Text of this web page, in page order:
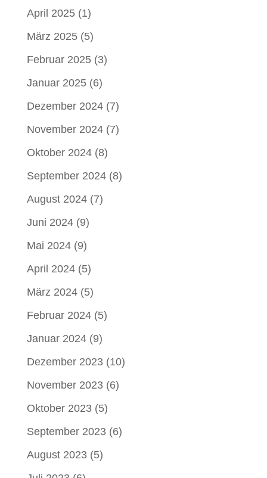
April 2025(1)
März 2025(5)
Februar 2025(3)
Januar 2025(6)
Dezember 2024(7)
November 2024(7)
Oktober 2024(8)
September 2024(8)
August 2024(7)
Juni 2024(9)
Mai 2024(9)
April 2024(5)
März 2024(5)
Februar 2024(5)
Januar 2024(9)
Dezember 2023(10)
November 2023(6)
Oktober 2023(5)
September 2023(6)
August 2023(5)